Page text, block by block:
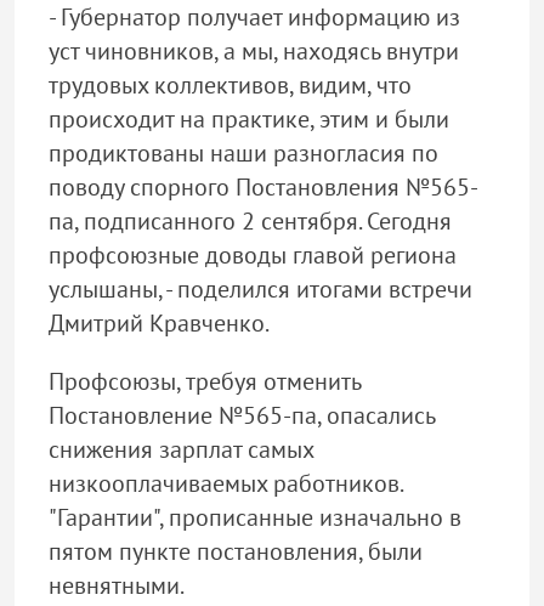
- Губернатор получает информацию из
уст чиновников, а мы, находясь внутри
трудовых коллективов, видим, что
происходит на практике, этим и были
продиктованы наши разногласия по
поводу спорного Постановления №565-
па, подписанного 2 сентября. Сегодня
профсоюзные доводы главой региона
услышаны, - поделился итогами встречи
Дмитрий Кравченко.
Профсоюзы, требуя отменить
Постановление №565-па, опасались
снижения зарплат самых
низкооплачиваемых работников.
"Гарантии", прописанные изначально в
пятом пункте постановления, были
невнятными.